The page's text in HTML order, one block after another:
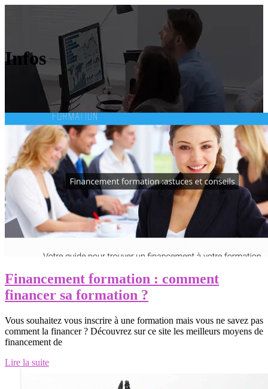
Infos
Financement formation : comment
financer sa formation ?
Vous souhaitez vous inscrire à une formation mais vous ne savez pas
comment la financer ? Découvrez sur ce site les meilleurs moyens de
financement de
Lire la suite